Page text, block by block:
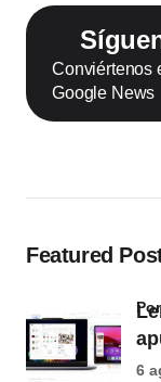
Conviértenos
Google News
Featured
6